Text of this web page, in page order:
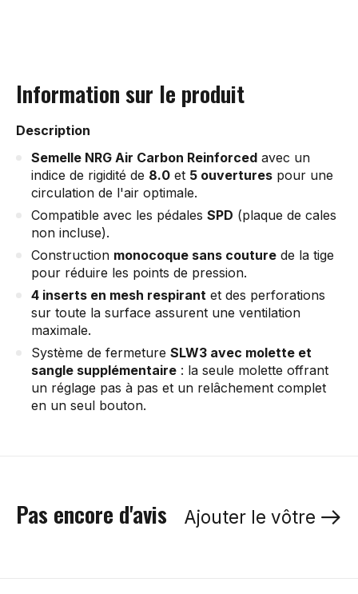
Information sur le produit
Description
Semelle NRG Air Carbon Reinforced avec un
indice de rigidité de 8.0 et 5 ouvertures pour une
circulation de l'air optimale.
Compatible avec les pédales SPD (plaque de cales
non incluse).
Construction monocoque sans couture de la tige
pour réduire les points de pression.
4 inserts en mesh respirant et des perforations
sur toute la surface assurent une ventilation
maximale.
Système de fermeture SLW3 avec molette et
sangle supplémentaire : la seule molette offrant
un réglage pas à pas et un relâchement complet
en un seul bouton.
Pas encore d'avis Ajouter le vôtre